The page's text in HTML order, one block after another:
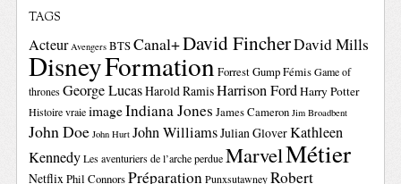
TAGS
Acteur Avengers BTSCanal+David FincherDavid Mills
DisneyFormationForrest GumpFémis Game of
thrones George LucasHarold RamisHarrison FordHarry Potter
Histoire vraie imageIndiana Jones James Cameron Jim Broadbent
John Doe John Hurt John WilliamsJulian GloverKathleen
Kennedy Les aventuriers de l’arche perdue MarvelMétier
NetflixPhil ConnorsPréparation Punxsutawney Robert